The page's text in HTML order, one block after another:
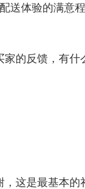
体验的满意程
的反馈，有什
这是最基本的